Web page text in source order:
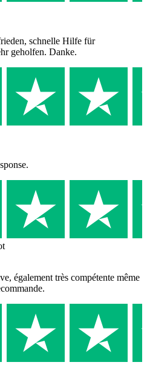
schnelle Hilfe für
geholfen. Danke.
également très compétente même